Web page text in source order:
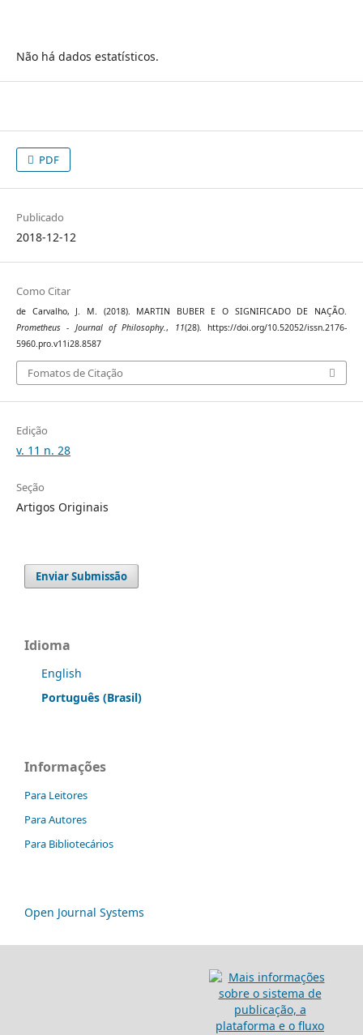
Não há dados estatísticos.
PDF
Publicado
2018-12-12
Como Citar
de Carvalho, J. M. (2018). MARTIN BUBER E O SIGNIFICADO DE NAÇÃO.
Prometheus - Journal of Philosophy., 11(28). https://doi.org/10.52052/issn.2176-
5960.pro.v11i28.8587
Fomatos de Citação
Edição
v. 11 n. 28
Seção
Artigos Originais
Enviar Submissão
Idioma
English
Português (Brasil)
Informações
Para Leitores
Para Autores
Para Bibliotecários
Open Journal Systems